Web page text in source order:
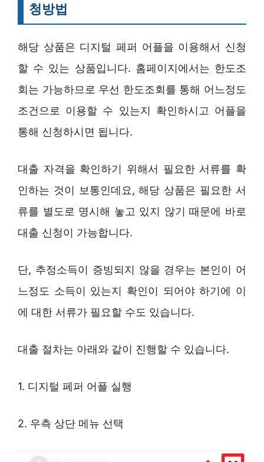
청방법
해당 상품은 디지털 페퍼 어플을 이용해서 신청
할 수 있는 상품입니다. 홈페이지에서는 한도조
회는 가능하므로 우선 한도조회를 통해 어느정도
조건으로 이용할 수 있는지 확인하시고 어플을
통해 신청하시면 됩니다.
대출 자격을 확인하기 위해서 필요한 서류를 확
인하는 것이 보통인데요, 해당 상품은 필요한 서
류를 별도로 명시해 놓고 있지 않기 때문에 바로
대출 신청이 가능합니다.
단, 추정소득이 증빙되지 않을 경우는 본인이 어
느정도 소득이 있는지 확인이 되어야 하기에 이
에 대한 서류가 필요할 수도 있습니다.
대출 절차는 아래와 같이 진행할 수 있습니다.
1. 디지털 페퍼 어플 실행
2. 우측 상단 메뉴 선택